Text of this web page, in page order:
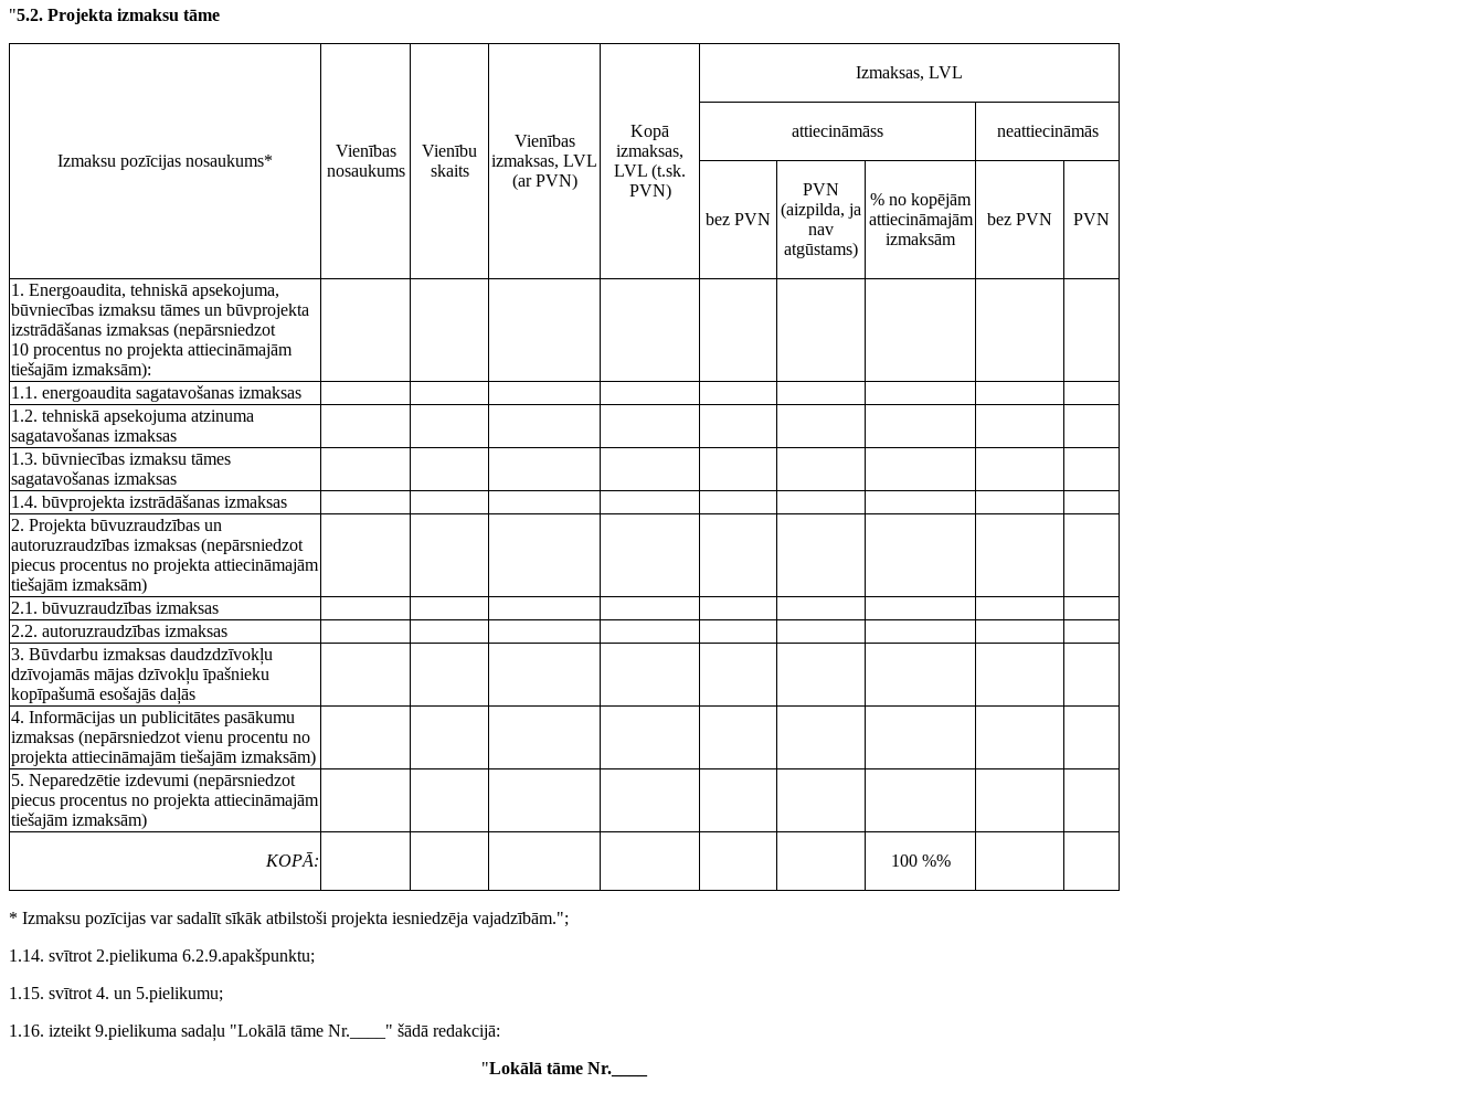
"5.2. Projekta izmaksu tāme
Izmaksu pozīcijas nosaukums*
Vienības
nosaukums
Vienību
skaits
Vienības
izmaksas, LVL
(ar PVN)
Kopā
izmaksas,
LVL (t.sk.
PVN)
Izmaksas, LVL
attiecināmāss neattiecināmās
bez PVN
PVN
(aizpilda, ja
nav
atgūstams)
% no kopējām
attiecināmajām
izmaksām
bez PVN PVN
1. Energoaudita, tehniskā apsekojuma,
būvniecības izmaksu tāmes un būvprojekta
izstrādāšanas izmaksas (nepārsniedzot
10 procentus no projekta attiecināmajām
tiešajām izmaksām):
1.1. energoaudita sagatavošanas izmaksas
1.2. tehniskā apsekojuma atzinuma
sagatavošanas izmaksas
1.3. būvniecības izmaksu tāmes
sagatavošanas izmaksas
1.4. būvprojekta izstrādāšanas izmaksas
2. Projekta būvuzraudzības un
autoruzraudzības izmaksas (nepārsniedzot
piecus procentus no projekta attiecināmajām
tiešajām izmaksām)
2.1. būvuzraudzības izmaksas
2.2. autoruzraudzības izmaksas
3. Būvdarbu izmaksas daudzdzīvokļu
dzīvojamās mājas dzīvokļu īpašnieku
kopīpašumā esošajās daļās
4. Informācijas un publicitātes pasākumu
izmaksas (nepārsniedzot vienu procentu no
projekta attiecināmajām tiešajām izmaksām)
5. Neparedzētie izdevumi (nepārsniedzot
piecus procentus no projekta attiecināmajām
tiešajām izmaksām)
KOPĀ: 100 %%
* Izmaksu pozīcijas var sadalīt sīkāk atbilstoši projekta iesniedzēja vajadzībām.";
1.14. svītrot 2.pielikuma 6.2.9.apakšpunktu;
1.15. svītrot 4. un 5.pielikumu;
1.16. izteikt 9.pielikuma sadaļu "Lokālā tāme Nr.____" šādā redakcijā:
"Lokālā tāme Nr.____